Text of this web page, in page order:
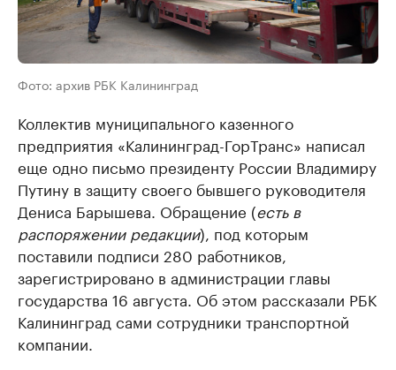
Фото: архив РБК Калининград
Коллектив муниципального казенного
предприятия «Калининград-ГорТранс» написал
еще одно письмо президенту России Владимиру
Путину в защиту своего бывшего руководителя
Дениса Барышева. Обращение (есть в
распоряжении редакции), под которым
поставили подписи 280 работников,
зарегистрировано в администрации главы
государства 16 августа. Об этом рассказали РБК
Калининград сами сотрудники транспортной
компании.